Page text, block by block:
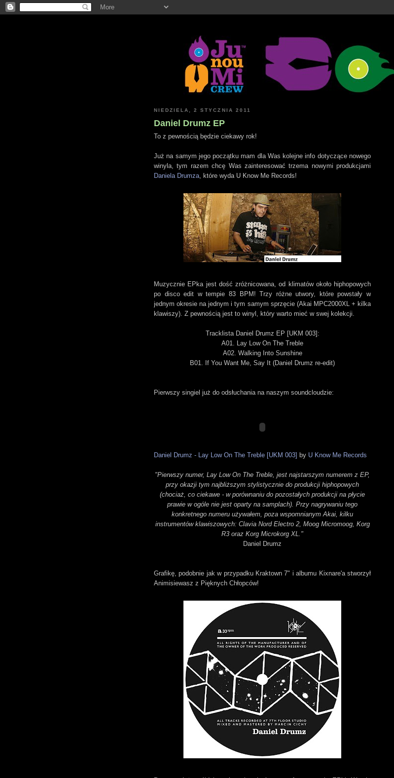
NIEDZIELA, 2 STYCZNIA 2011
Daniel Drumz EP
To z pewnością będzie ciekawy rok!
Już na samym jego początku mam dla Was kolejne info dotyczące nowego
winyla, tym razem chcę Was zainteresować trzema nowymi produkcjami
Daniela Drumza , które wyda U Know Me Records!
Muzycznie EPka jest dość zróżnicowana, od klimatów około hiphopowych
po disco edit w tempie 83 BPM! Trzy różne utwory, które powstały w
jednym okresie na jednym i tym samym sprzęcie (Akai MPC2000XL + kilka
klawiszy). Z pewnością jest to winyl, który warto mieć w swej kolekcji.
Tracklista Daniel Drumz EP [UKM 003]:
A01. Lay Low On The Treble
A02. Walking Into Sunshine
B01. If You Want Me, Say It (Daniel Drumz re-edit)
Pierwszy singiel już do odsłuchania na naszym soundcloudzie:
Daniel Drumz - Lay Low On The Treble [UKM 003] by U Know Me Records
"Pierwszy numer, Lay Low On The Treble, jest najstarszym numerem z EP,
przy okazji tym najbliższym stylistycznie do produkcji hiphopowych
(chociaż, co ciekawe - w porównaniu do pozostałych produkcji na płycie
prawie w ogóle nie jest oparty na samplach). Przy nagrywaniu tego
konkretnego numeru używałem, poza wspomnianym Akai, kilku
instrumentów klawiszowych: Clavia Nord Electro 2, Moog Micromoog, Korg
R3 oraz Korg Microkorg XL."
Daniel Drumz
Grafikę, podobnie jak w przypadku Kraktown 7" i albumu Kixnare'a stworzył
Animisiewasz z Pięknych Chłopców!